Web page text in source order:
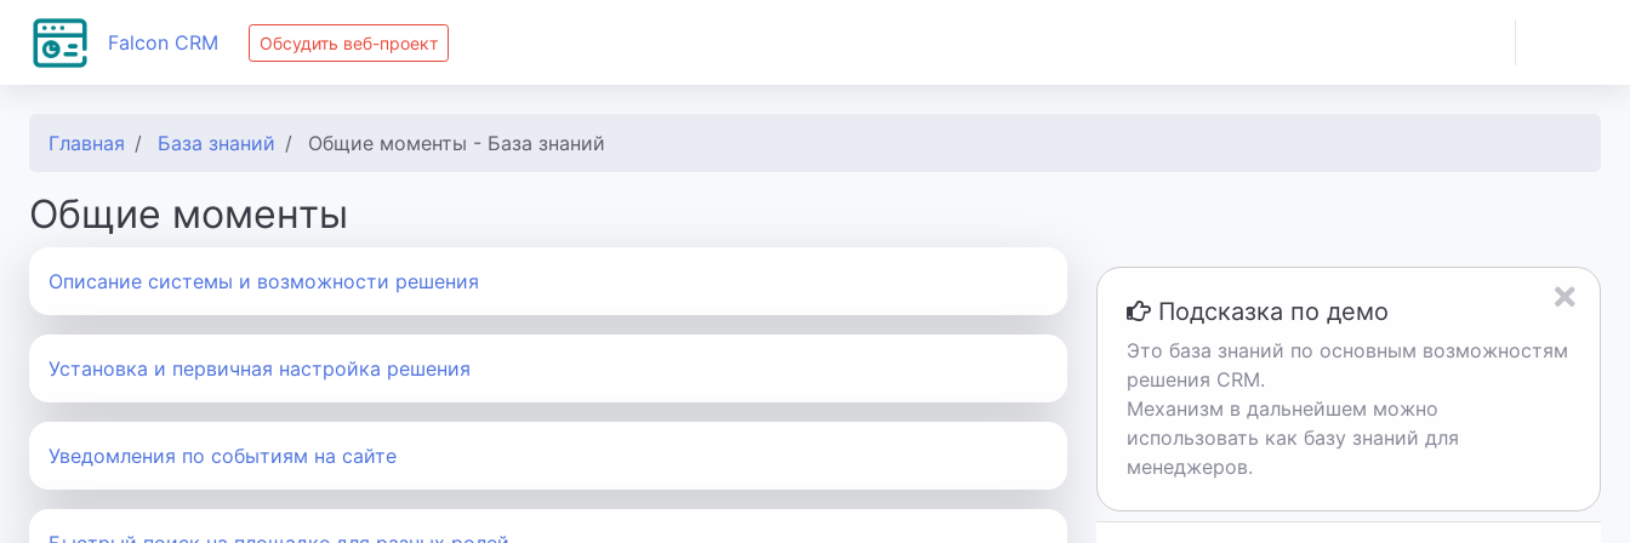
Falcon CRM Обсудить веб-проект
Главная База знаний Общие моменты - База знаний
Общие моменты
Описание системы и возможности решения
Установка и первичная настройка решения
Уведомления по событиям на сайте
Подсказка по демо
Это база знаний по основным возможностям
решения CRM.
Механизм в дальнейшем можно
использовать как базу знаний для
менеджеров.